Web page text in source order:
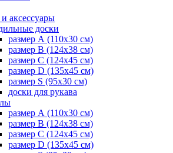
аксессуары
доски
размер А (110х30 см)
размер В (124х38 см)
размер С (124х45 см)
размер D (135х45 см)
размер S (95х30 см)
доски для рукава
размер А (110х30 см)
размер В (124х38 см)
размер С (124х45 см)
размер D (135х45 см)